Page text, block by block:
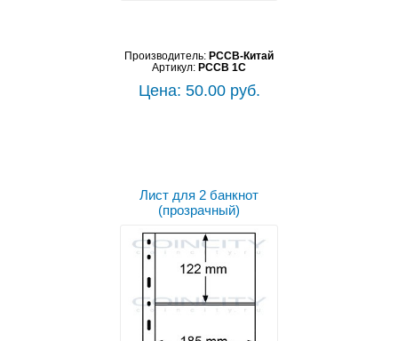
Производитель: PCCB-Китай
Артикул: PCCB 1C
Цена: 50.00 руб.
Лист для 2 банкнот
(прозрачный)